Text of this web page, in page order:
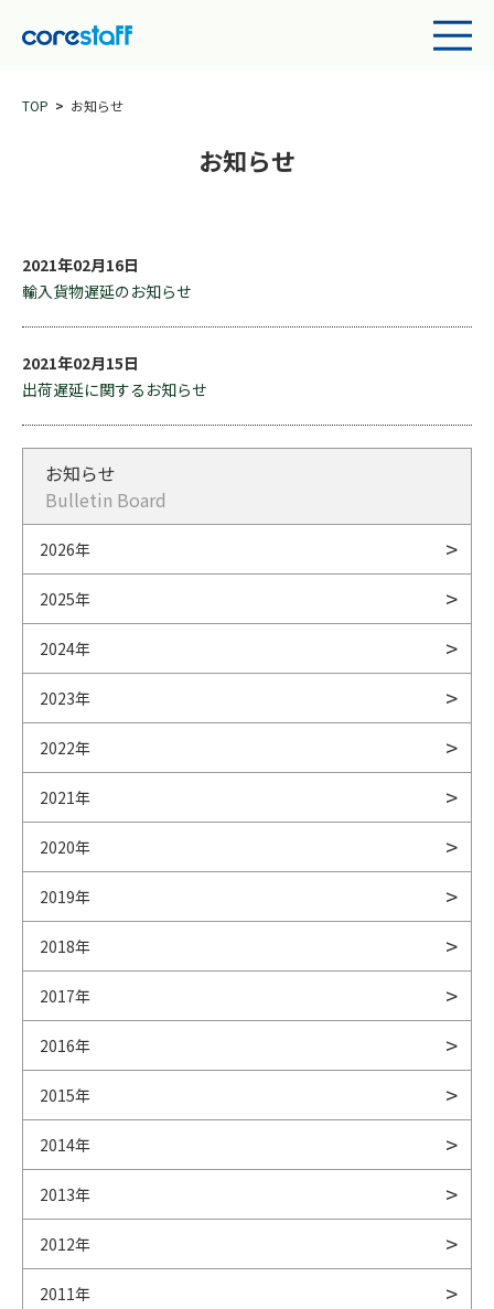
TOP お知らせ
お知らせ
2021年02月16日
輸入貨物遅延のお知らせ
2021年02月15日
出荷遅延に関するお知らせ
お知らせ
Bulletin Board
2026年
2025年
2024年
2023年
2022年
2021年
2020年
2019年
2018年
2017年
2016年
2015年
2014年
2013年
2012年
2011年